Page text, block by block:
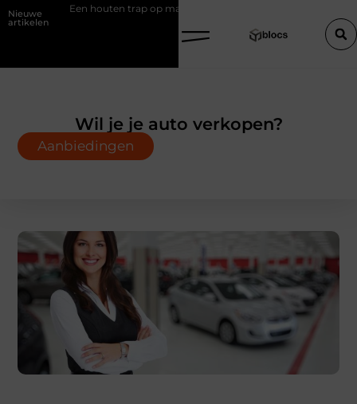
Nieuwe
artikelen
trap op maat zonder gedoe Effectieve sea-strategieën: van
Wil je je auto verkopen?
Aanbiedingen